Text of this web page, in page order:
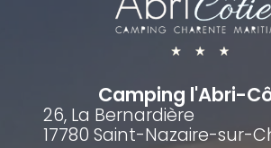
Camping l'Abri-
26, La Bernardière
17780 Saint-Nazaire-sur-